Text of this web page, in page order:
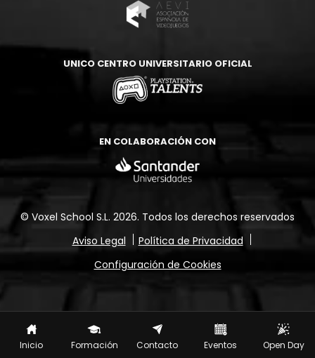
UNICO CENTRO UNIVERSITARIO OFICIAL
EN COLABORACIÓN CON
© Voxel School S.L. 2026. Todos los derechos reservados
Aviso Legal
Política de Privacidad
Configuración de Cookies
Inicio Formación Contacto Eventos Open Day